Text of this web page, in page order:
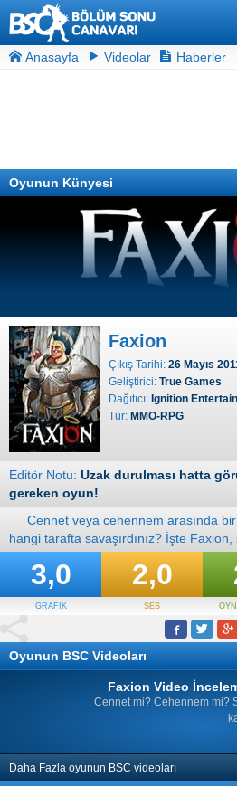
Anasayfa Videolar Haberler
Oyunun Künyesi
Faxion
Çıkış Tarihi: 26 Mayıs
Geliştirici: True Games
Dağıtıcı: Ignition
Tür: MMO-RPG
Editör Notu: Uzak durulması hatta
gereken oyun!
Cennet veya cehennem arasında bir
hangi tarafta savaşırdınız? İşte
3,0
GRAFİK
2,0
SES
Oyunun BSC Videoları
Faxion Video
Cennet mi? Cehennem mi?
Daha Fazla oyunun BSC videoları